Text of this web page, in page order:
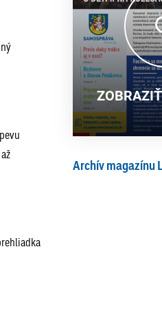
18. 6. 2026
13.
lipami v
výborný
Archív magazínu